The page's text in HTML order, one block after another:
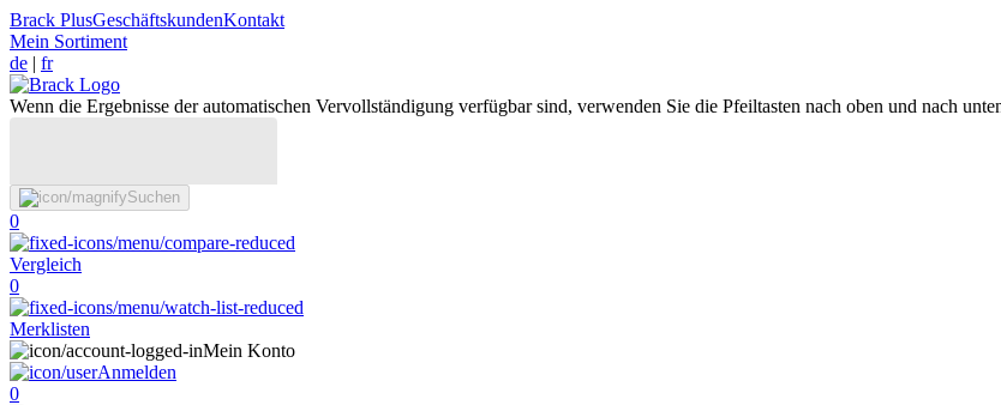
Brack PlusGeschäftskundenKontakt
Mein Sortiment
de | fr
Wenn die Ergebnisse der automatischen Vervollständigung verfügbar sind, verwenden Sie die Pfeiltasten nach oben und nach
Suchen
0
Vergleich
0
Merklisten
Mein Konto
Anmelden
0